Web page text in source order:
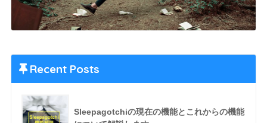
Recent Posts
Sleepagotchiの現在の機能とこれからの機能